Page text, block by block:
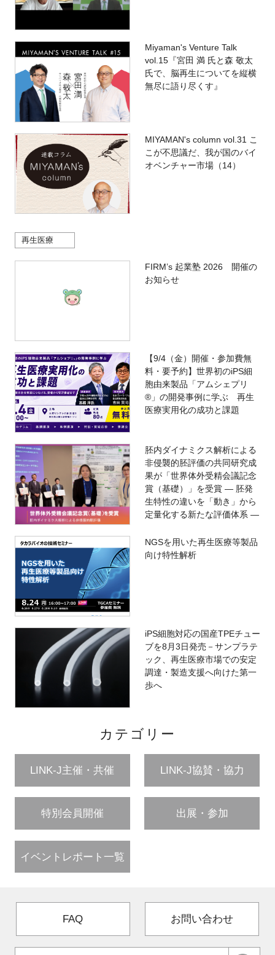
Miyaman's Venture Talk
vol.15『宮田 満 氏と森 敬太
氏で、脳再生についてを縦横
無尽に語り尽くす』
MIYAMAN's column vol.31 こ
こが不思議だ、我が国のバイ
オベンチャー市場（14）
再生医療
FIRM’s 起業塾 2026 開催の
お知らせ
【9/4（金）開催・参加費無
料・要予約】世界初のiPS細
胞由来製品「アムシェプリ
®」の開発事例に学ぶ 再生
医療実用化の成功と課題
胚内ダイナミクス解析による
非侵襲的胚評価の共同研究成
果が「世界体外受精会議記念
賞（基礎）」を受賞 ― 胚発
生特性の違いを「動き」から
定量化する新たな評価体系 ―
NGSを用いた再生医療等製品
向け特性解析
iPS細胞対応の国産TPEチュー
ブを8月3日発売－サンプラテ
ック、再生医療市場での安定
調達・製造支援へ向けた第一
歩へ
カテゴリー
LINK-J主催・共催 LINK-J協賛・協力
特別会員開催 出展・参加
イベントレポート一覧
FAQ お問い合わせ